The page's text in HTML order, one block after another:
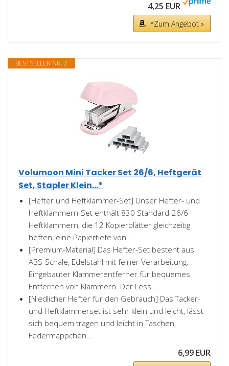
4,25 EUR
*Zum Angebot »
BESTSELLER NR. 2
Volumoon Mini Tacker Set 26/6, Heftgerät
Set, Stapler Klein...*
[Hefter und Heftklammer-Set] Unser Hefter- und
Heftklammern-Set enthält 830 Standard-26/6-
Heftklammern, die 12 Kopierblätter gleichzeitig
heften, eine Papiertiefe von...
[Premium-Material] Das Hefter-Set besteht aus
ABS-Schale, Edelstahl mit feiner Verarbeitung.
Eingebauter Klammerentferner für bequemes
Entfernen von Klammern. Der Less...
[Niedlicher Hefter für den Gebrauch] Das Tacker-
und Heftklammerset ist sehr klein und leicht, lässt
sich bequem tragen und leicht in Taschen,
Federmäppchen...
6,99 EUR